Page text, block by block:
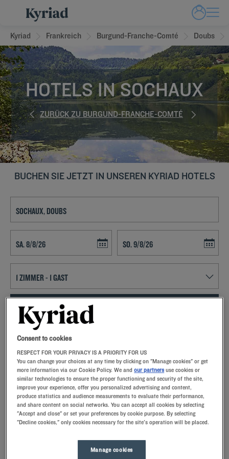
Kyriad Frankreich Burgund-Franche-Comté Doubs
HOTELS IN SOCHAUX
ZURÜCK ZU BURGUND-FRANCHE-COMTÉ
BUCHEN SIE JETZT IN UNSEREN KYRIAD HOTELS
FINDEN SIE EIN HOTEL
Spezialcode hinzufügen
Lust auf ein entspanntes Wochenende in Sochaux? Dann buchen Sie
doch ein Zimmer im Kyriad-Hotel und lernen Sie Frankreichs
drittgrößte Stadt kennen!
Unsere Hotels in Sochaux
Lassen Sie sich verwöhnen – entdecken Sie unsere Kyriad-
Consent to cookies
RESPECT FOR YOUR PRIVACY IS A PRIORITY FOR US
You can change your choices at any time by clicking on "Manage cookies" or get
more information via our Cookie Policy. We andour partners use cookies or
similar technologies to ensure the proper functioning and security of the site,
improve your experience, offer you personalized advertising and content,
produce statistics and audience measurements to evaluate their performance,
and share content on social networks. You can accept all cookies by selecting
"Accept and close" or set your preferences by cookie purpose. By selecting
"Decline cookies," only cookies necessary for the site's operation will be placed.
Manage cookies